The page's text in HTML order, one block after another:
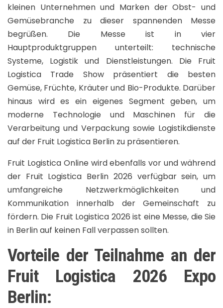
kleinen Unternehmen und Marken der Obst- und
Gemüsebranche zu dieser spannenden Messe
begrüßen. Die Messe ist in vier
Hauptproduktgruppen unterteilt: technische
Systeme, Logistik und Dienstleistungen. Die Fruit
Logistica Trade Show präsentiert die besten
Gemüse, Früchte, Kräuter und Bio-Produkte. Darüber
hinaus wird es ein eigenes Segment geben, um
moderne Technologie und Maschinen für die
Verarbeitung und Verpackung sowie Logistikdienste
auf der Fruit Logistica Berlin zu präsentieren.
Fruit Logistica Online wird ebenfalls vor und während
der Fruit Logistica Berlin 2026 verfügbar sein, um
umfangreiche Netzwerkmöglichkeiten und
Kommunikation innerhalb der Gemeinschaft zu
fördern. Die Fruit Logistica 2026 ist eine Messe, die Sie
in Berlin auf keinen Fall verpassen sollten.
Vorteile der Teilnahme an der
Fruit Logistica 2026 Expo
Berlin: